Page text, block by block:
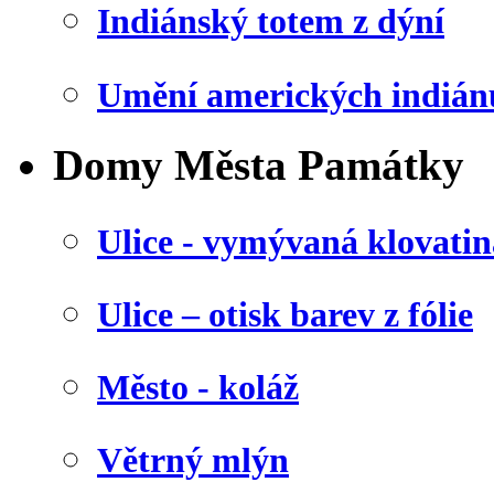
Indiánský totem z dýní
Umění amerických
Domy Města Památky
Ulice - vymývaná
Ulice – otisk barev z fólie
Město - koláž
Větrný mlýn